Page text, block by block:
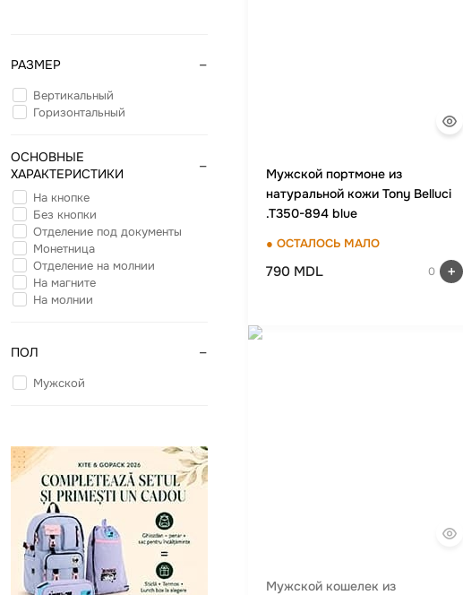
РАЗМЕР -
Вертикальный
Горизонтальный
ОСНОВНЫЕ
ХАРАКТЕРИСТИКИ
-
На кнопке
Без кнопки
Отделение под документы
Монетница
Отделение на молнии
На магните
На молнии
ПОЛ -
Мужской
Мужской портмоне из
натуральной кожи Tony Belluci
.T350-894 blue
● ОСТАЛОСЬ МАЛО
790 MDL 0
Мужской кошелек из